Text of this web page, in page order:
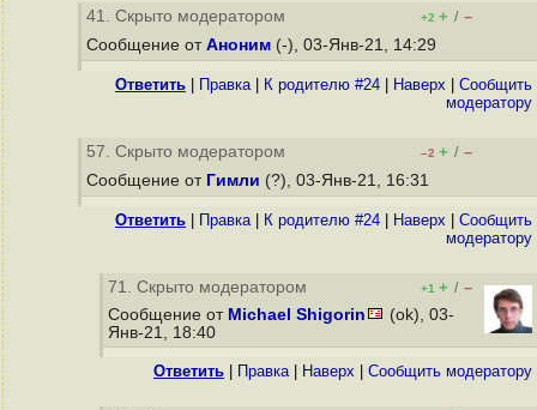
41. Скрыто модератором +2 + / –
Сообщение от Аноним (-), 03-Янв-21, 14:29
Ответить Правка| К родителю #24 Наверх
Cообщить
модератору
57. Скрыто модератором –2 + / –
Сообщение от Гимли (?), 03-Янв-21, 16:31
Ответить Правка| К родителю #24 Наверх
Cообщить
модератору
71. Скрыто модератором +1 + / –
Сообщение от Michael Shigorin
(ok), 03-
Янв-21, 18:40
Ответить Правка| Наверх Cообщить модератору